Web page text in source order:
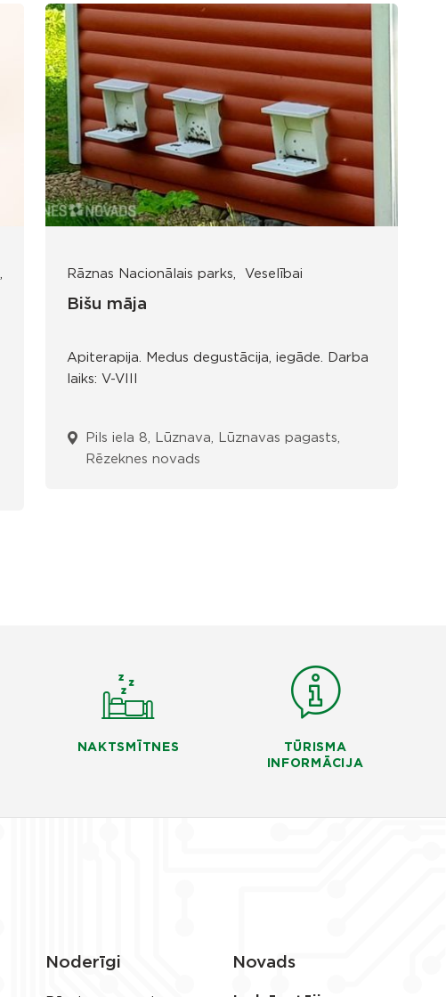
Rāznas Nacionālais parks Veselībai
Bišu māja
Apiterapija. Medus degustācija, iegāde. Darba
laiks: V-VIII
Pils iela 8, Lūznava, Lūznavas pagasts,
Rēzeknes novads
NAKTSMĪTNES
TŪRISMA
INFORMĀCIJA
Noderīgi Novads